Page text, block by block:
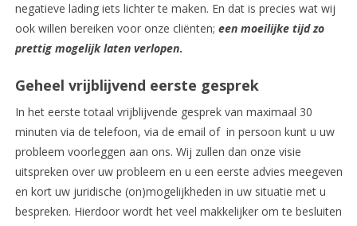
negatieve lading iets lichter te maken. En dat is precies wat wij
ook willen bereiken voor onze cliënten; een moeilijke tijd zo
prettig mogelijk laten verlopen.
Geheel vrijblijvend eerste gesprek
In het eerste totaal vrijblijvende gesprek van maximaal 30
minuten via de telefoon, via de email of in persoon kunt u uw
probleem voorleggen aan ons. Wij zullen dan onze visie
uitspreken over uw probleem en u een eerste advies meegeven
en kort uw juridische (on)mogelijkheden in uw situatie met u
bespreken. Hierdoor wordt het veel makkelijker om te besluiten